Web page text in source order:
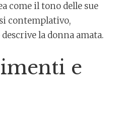
come il tono delle sue
contemplativo,
la donna amata.
e